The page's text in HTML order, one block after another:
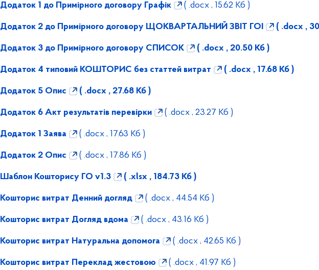
Додаток 1 до Примірного договору Графік ( .docx , 15.62 Кб )
Додаток 2 до Примірного договору ЩОКВАРТАЛЬНИЙ ЗВІТ ГОІ ( .docx ,
Додаток 3 до Примірного договору СПИСОК ( .docx , 20.50 Кб )
Додаток 4 типовий КОШТОРИС без статтей витрат ( .docx , 17.68 Кб )
Додаток 5 Опис ( .docx , 27.68 Кб )
Додаток 6 Акт результатів перевірки ( .docx , 23.27 Кб )
Додаток 1 Заява ( .docx , 17.63 Кб )
Додаток 2 Опис ( .docx , 17.86 Кб )
Шаблон Кошторису ГО v1.3 ( .xlsx , 184.73 Кб )
Кошторис витрат Денний догляд ( .docx , 44.54 Кб )
Кошторис витрат Догляд вдома ( .docx , 43.16 Кб )
Кошторис витрат Натуральна допомога ( .docx , 42.65 Кб )
Кошторис витрат Переклад жестовою ( .docx , 41.97 Кб )